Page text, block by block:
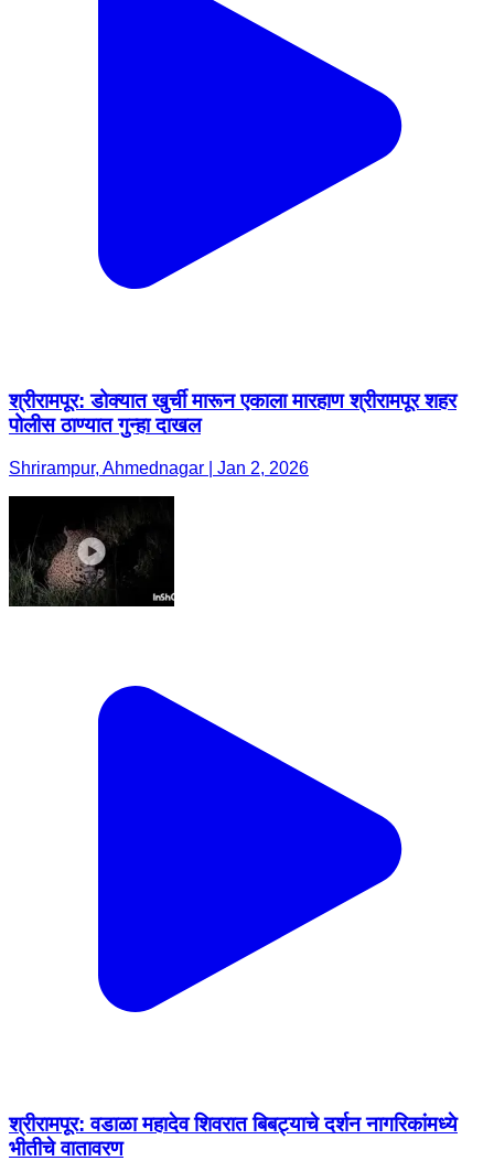
श्रीरामपूर: डोक्यात खुर्ची मारून एकाला मारहाण श्रीरामपूर शहर
पोलीस ठाण्यात गुन्हा दाखल
Shrirampur, Ahmednagar | Jan 2, 2026
श्रीरामपूर: वडाळा महादेव शिवरात बिबट्याचे दर्शन नागरिकांमध्ये
भीतीचे वातावरण